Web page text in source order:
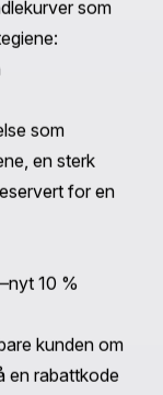
Dette kan
måtte ha og
kontakt for
ofte stilte
de
ytelsen
Overvåk
for å